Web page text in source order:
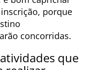
porque
concorridas.
que